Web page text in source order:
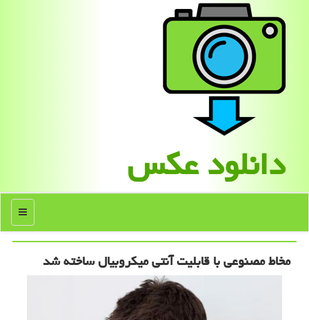
دانلود عكس
منو
مخاط مصنوعی با قابلیت آنتی میكروبیال ساخته شد